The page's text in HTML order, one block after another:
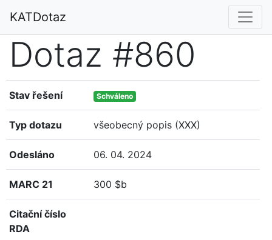
KATDotaz
Dotaz #860
Stav řešení Schváleno
Typ dotazu všeobecný popis (XXX)
Odesláno 06. 04. 2024
MARC 21 300 $b
Citační číslo
RDA